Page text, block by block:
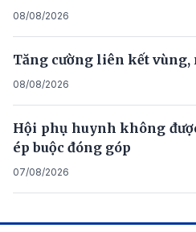
08/08/2026
Tăng cường liên kết vùng,
08/08/2026
Hội phụ huynh không
ép buộc đóng góp
07/08/2026